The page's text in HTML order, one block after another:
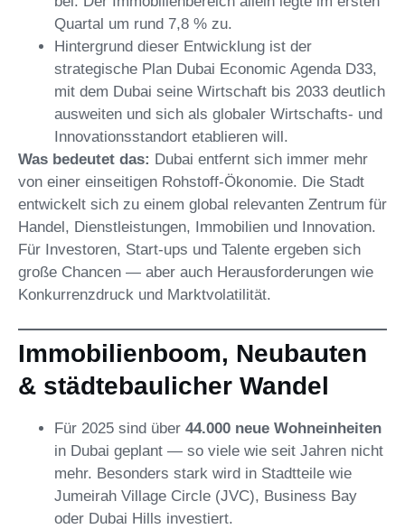
Quartal um rund 7,8 % zu.
Hintergrund dieser Entwicklung ist der
strategische Plan Dubai Economic Agenda D33,
mit dem Dubai seine Wirtschaft bis 2033 deutlich
ausweiten und sich als globaler Wirtschafts- und
Innovationsstandort etablieren will.
Was bedeutet das: Dubai entfernt sich immer mehr
von einer einseitigen Rohstoff-Ökonomie. Die Stadt
entwickelt sich zu einem global relevanten Zentrum für
Handel, Dienstleistungen, Immobilien und Innovation.
Für Investoren, Start-ups und Talente ergeben sich
große Chancen — aber auch Herausforderungen wie
Konkurrenzdruck und Marktvolatilität.
Immobilienboom, Neubauten
& städtebaulicher Wandel
Für 2025 sind über 44.000 neue Wohneinheiten
in Dubai geplant — so viele wie seit Jahren nicht
mehr. Besonders stark wird in Stadtteile wie
Jumeirah Village Circle (JVC), Business Bay
oder Dubai Hills investiert.